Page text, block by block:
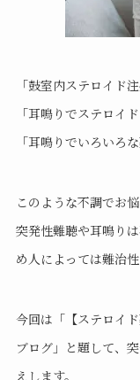
「鼓室内ステロイド
「耳鳴りでステロイ
「耳鳴りでいろいろ
このような不調でお
突発性難聴や耳鳴り
め人によっては難治
今回は「【ステロイ
ブログ」と題して、
えします。